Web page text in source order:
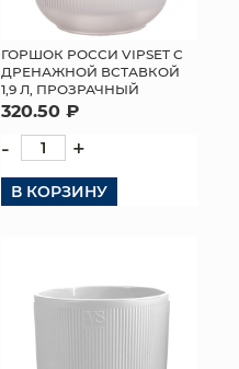
ГОРШОК РОССИ VIPSET С
ДРЕНАЖНОЙ ВСТАВКОЙ
1,9 Л, ПРОЗРАЧНЫЙ
320.50 ₽
- +
В КОРЗИНУ